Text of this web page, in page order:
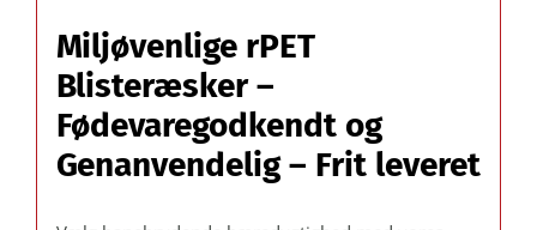
180
F:
–
Paller
Miljøvenlige rPET
Blisteræsker –
Fødevaregodkendt og
Genanvendelig – Frit leveret